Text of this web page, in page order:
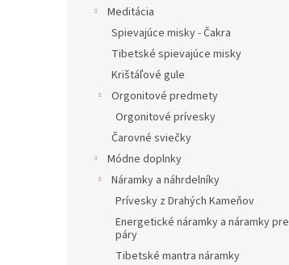
Meditácia
Spievajúce misky - Čakra
Tibetské spievajúce misky
Krištáľové gule
Orgonitové predmety
Orgonitové prívesky
Čarovné sviečky
Módne doplnky
Náramky a náhrdelníky
Prívesky z Drahých Kameňov
Energetické náramky a náramky pre
páry
Tibetské mantra náramky